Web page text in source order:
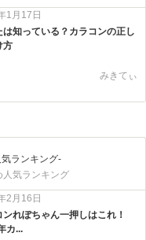
1月17日
は知っている？カラコンの正し
方
みきてぃ
ランキング-
人気ランキング
2月16日
ンれぽちゃん一押しはこれ！
カ...